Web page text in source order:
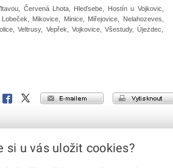
Červená Lhota, Hleďsebe, Hostín u Vojkovic,
Mikovice, Minice, Miřejovice, Nelahozeves,
Veltrusy, Vepřek, Vojkovice, Všestudy, Újezdec,
vytisknout
e-mailem
X
Facebook
si u vás uložit cookies?